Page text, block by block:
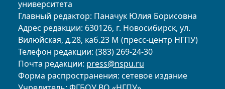
университета
Главный редактор: Паначук Юлия Борисовна
Адрес редакции: 630126, г. Новосибирск, ул.
Вилюйская, д.28, каб.23 М (пресс-центр НГПУ)
Телефон редакции: (383) 269-24-30
Почта редакции: press@nspu.ru
Форма распространения: сетевое издание